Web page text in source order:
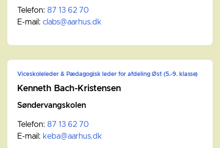
Telefon: 87 13 62 70
E-mail: clabs@aarhus.dk
Viceskoleleder & Pædagogisk leder for afdeling Øst (5.-9. klasse)
Kenneth Bach-Kristensen
Søndervangskolen
Telefon: 87 13 62 70
E-mail: keba@aarhus.dk